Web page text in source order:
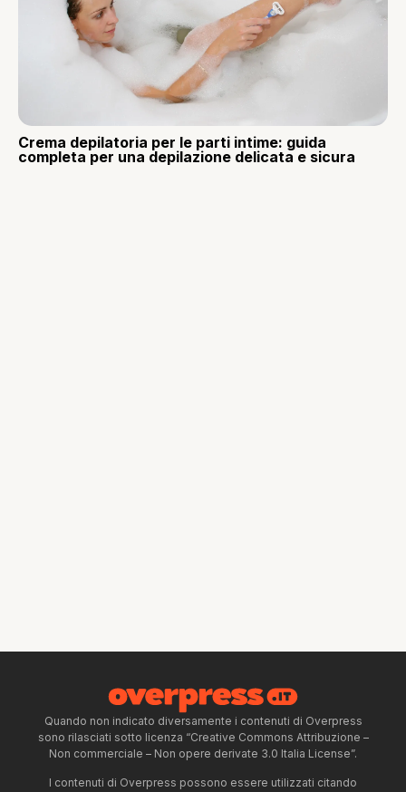
Crema depilatoria per le parti intime: guida
completa per una depilazione delicata e sicura
Quando non indicato diversamente i contenuti di Overpress
sono rilasciati sotto licenza “Creative Commons Attribuzione –
Non commerciale – Non opere derivate 3.0 Italia License”.
I contenuti di Overpress possono essere utilizzati citando